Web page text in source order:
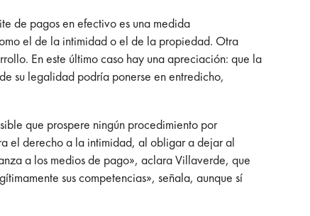
de pagos en efectivo es una medida
el de la intimidad o el de la propiedad. Otra
En este último caso hay una apreciación: que la
su legalidad podría ponerse en entredicho,
que prospere ningún procedimiento por
el derecho a la intimidad, al obligar a dejar al
a los medios de pago», aclara Villaverde, que
sus competencias», señala, aunque sí